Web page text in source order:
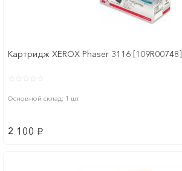
Картридж XEROX Phaser 3116 [109R00748]
Основной склад: 1 шт
2 100 p